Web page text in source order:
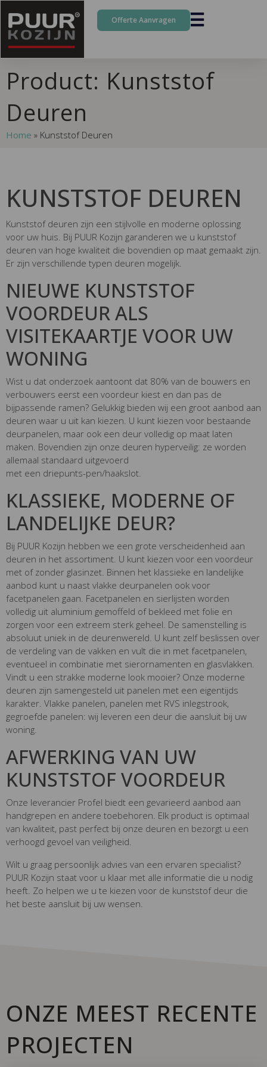
Offerte Aanvragen
Product: Kunststof
Deuren
Home » Kunststof Deuren
KUNSTSTOF DEUREN
Kunststof deuren zijn een stijlvolle en moderne oplossing
voor uw huis. Bij PUUR Kozijn garanderen we u kunststof
deuren van hoge kwaliteit die bovendien op maat gemaakt zijn.
Er zijn verschillende typen deuren mogelijk.
NIEUWE KUNSTSTOF
VOORDEUR ALS
VISITEKAARTJE VOOR UW
WONING
Wist u dat onderzoek aantoont dat 80% van de bouwers en
verbouwers eerst een voordeur kiest en dan pas de
bijpassende ramen? Gelukkig bieden wij een groot aanbod aan
deuren waar u uit kan kiezen. U kunt kiezen voor bestaande
deurpanelen, maar ook een deur volledig op maat laten
maken. Bovendien zijn onze deuren hyperveilig: ze worden
allemaal standaard uitgevoerd
met een driepunts-pen/haakslot.
KLASSIEKE, MODERNE OF
LANDELIJKE DEUR?
Bij PUUR Kozijn hebben we een grote verscheidenheid aan
deuren in het assortiment. U kunt kiezen voor een voordeur
met of zonder glasinzet. Binnen het klassieke en landelijke
aanbod kunt u naast vlakke deurpanelen ook voor
facetpanelen gaan. Facetpanelen en sierlijsten worden
volledig uit aluminium gemoffeld of bekleed met folie en
zorgen voor een extreem sterk geheel. De samenstelling is
absoluut uniek in de deurenwereld. U kunt zelf beslissen over
de verdeling van de vakken en vult die in met facetpanelen,
eventueel in combinatie met sierornamenten en glasvlakken.
Vindt u een strakke moderne look mooier? Onze moderne
deuren zijn samengesteld uit panelen met een eigentijds
karakter. Vlakke panelen, panelen met RVS inlegstrook,
gegroefde panelen: wij leveren een deur die aansluit bij uw
woning.
AFWERKING VAN UW
KUNSTSTOF VOORDEUR
Onze leverancier Profel biedt een gevarieerd aanbod aan
handgrepen en andere toebehoren. Elk product is optimaal
van kwaliteit, past perfect bij onze deuren en bezorgt u een
verhoogd gevoel van veiligheid.
Wilt u graag persoonlijk advies van een ervaren specialist?
PUUR Kozijn staat voor u klaar met alle informatie die u nodig
heeft. Zo helpen we u te kiezen voor de kunststof deur die
het beste aansluit bij uw wensen.
ONZE MEEST RECENTE
PROJECTEN